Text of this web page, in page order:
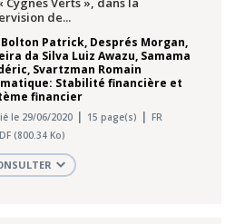
de...
Bolton Patrick, Després Morgan,
da Silva Luiz Awazu, Samama
, Svartzman Romain
Stabilité financière et
financier
le 29/06/2020 15 page(s)
FR
(800.34 Ko)